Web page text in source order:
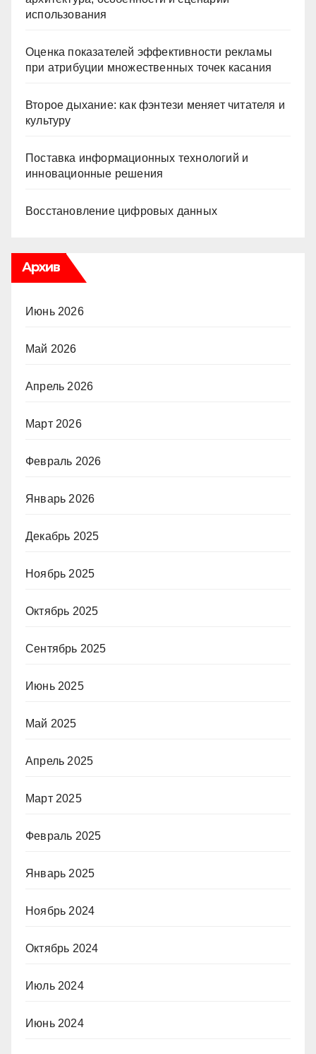
использования
Оценка показателей эффективности рекламы
при атрибуции множественных точек касания
Второе дыхание: как фэнтези меняет читателя и
культуру
Поставка информационных технологий и
инновационные решения
Восстановление цифровых данных
Архив
Июнь 2026
Май 2026
Апрель 2026
Март 2026
Февраль 2026
Январь 2026
Декабрь 2025
Ноябрь 2025
Октябрь 2025
Сентябрь 2025
Июнь 2025
Май 2025
Апрель 2025
Март 2025
Февраль 2025
Январь 2025
Ноябрь 2024
Октябрь 2024
Июль 2024
Июнь 2024